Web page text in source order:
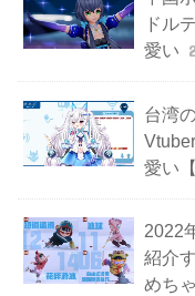
ドル
愛い
台湾
愛い
2022
紹介
めち